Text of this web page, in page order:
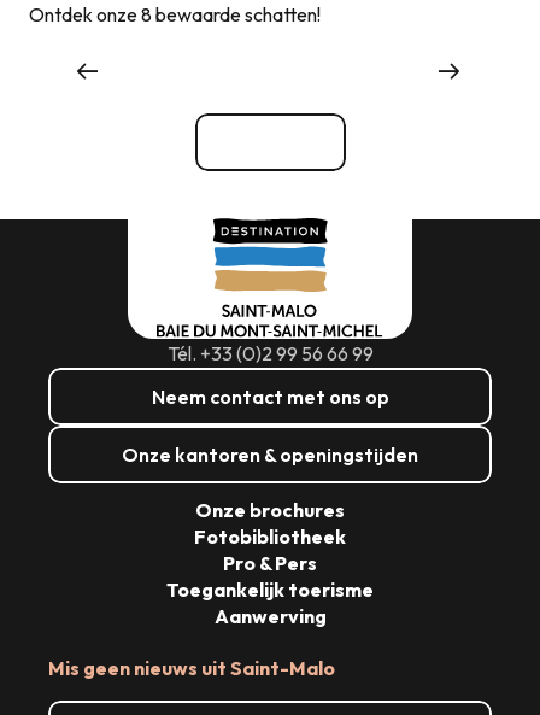
Ontdek onze 8 bewaarde schatten!
Tél. +33 (0)2 99 56 66 99
Neem contact met ons op
Onze kantoren & openingstijden
Mis geen nieuws uit Saint-Malo
Onze brochures
Fotobibliotheek
Pro & Pers
Toegankelijk toerisme
Aanwerving